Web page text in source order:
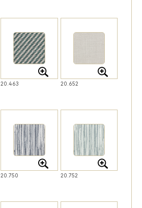
20.463 20.652
20.750 20.752